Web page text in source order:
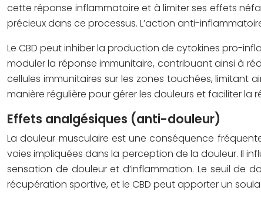
cette réponse inflammatoire et à limiter ses effets
précieux dans ce processus. L’action anti-
Le CBD peut inhiber la production de cytokines pro-
moduler la réponse immunitaire, contribuant ainsi à
cellules immunitaires sur les zones touchées, limitant
manière régulière pour gérer les douleurs et faciliter
Effets analgésiques (anti-douleur)
La douleur musculaire est une conséquence
voies impliquées dans la perception de la douleur. Il
sensation de douleur et d’inflammation. Le seuil de
récupération sportive, et le CBD peut apporter un